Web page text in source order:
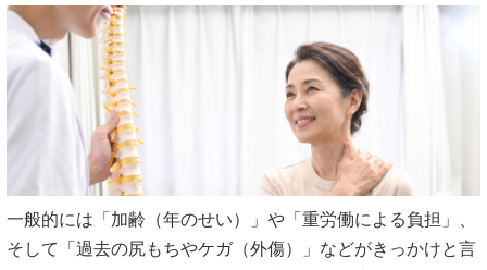
める前に、まずは現在の状態を詳しくお聞かせください。
原因